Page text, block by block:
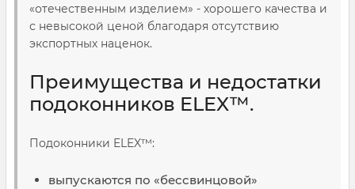
«отечественным изделием» - хорошего качества и
с невысокой ценой благодаря отсутствию
экспортных наценок.
Преимущества и недостатки
подоконников ELEX™.
Подоконники ELEX™:
выпускаются по «бессвинцовой»